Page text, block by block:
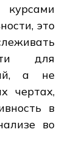
это
для
а не
чертах,
в
во